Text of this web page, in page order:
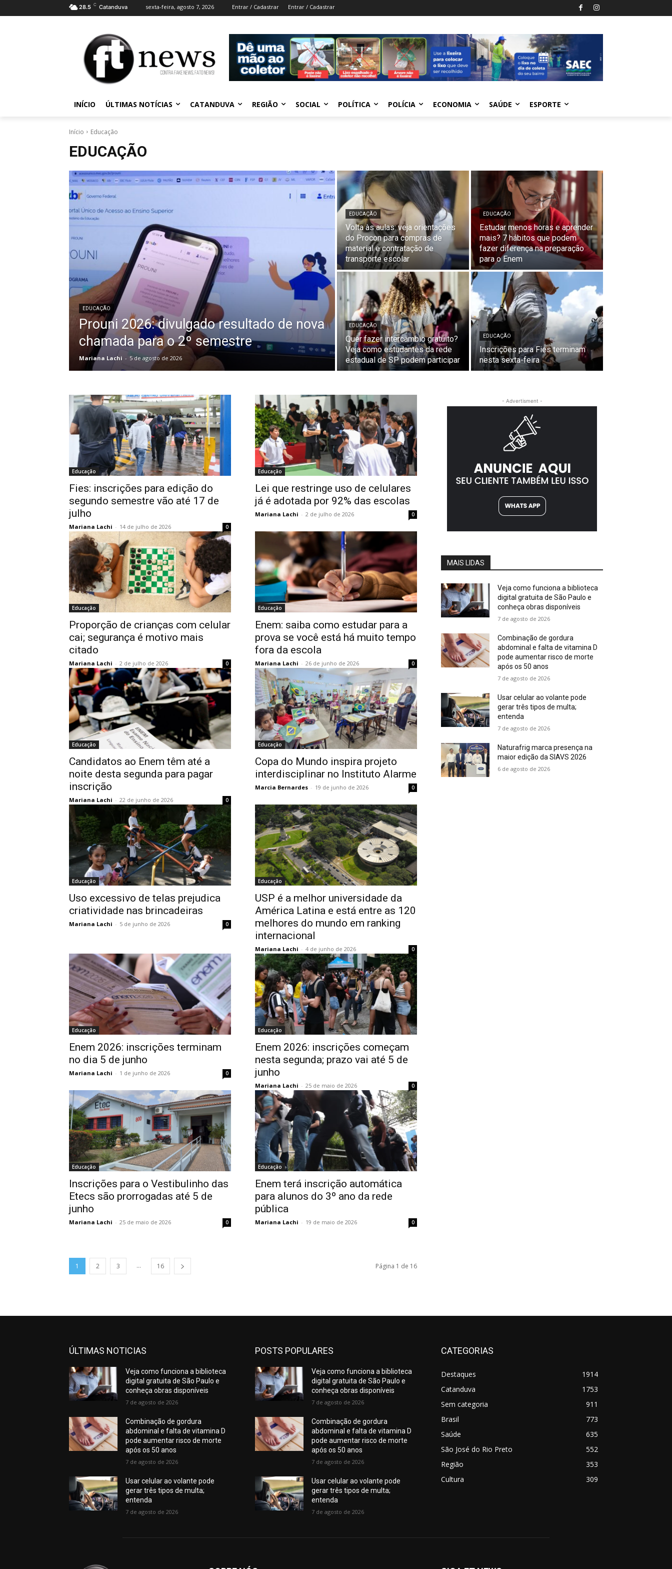
28.5 C Catanduva sexta-feira, agosto 7, 2026 Entrar / Cadastrar Entrar / Cadastrar
INÍCIO ÚLTIMAS NOTÍCIAS CATANDUVA REGIÃO SOCIAL POLÍTICA POLÍCIA ECONOMIA SAÚDE ESPORTE
Início Educação
EDUCAÇÃO
EDUCAÇÃO
Prouni 2026: divulgado resultado de nova
chamada para o 2º semestre
Mariana Lachi - 5 de agosto de 2026
EDUCAÇÃO
Volta às aulas: veja orientações
do Procon para compras de
material e contratação de
transporte escolar
EDUCAÇÃO
Estudar menos horas e aprender
mais? 7 hábitos que podem
fazer diferença na preparação
para o Enem
EDUCAÇÃO
Quer fazer intercâmbio gratuito?
Veja como estudantes da rede
estadual de SP podem participar
EDUCAÇÃO
Inscrições para Fies terminam
nesta sexta-feira
Educação
Fies: inscrições para edição do
segundo semestre vão até 17 de
julho
Mariana Lachi - 14 de julho de 2026 0
Educação
Lei que restringe uso de celulares
já é adotada por 92% das escolas
Mariana Lachi - 2 de julho de 2026 0
Educação
Proporção de crianças com celular
cai; segurança é motivo mais
citado
Mariana Lachi - 2 de julho de 2026 0
Educação
Enem: saiba como estudar para a
prova se você está há muito tempo
fora da escola
Mariana Lachi - 26 de junho de 2026 0
Educação
Candidatos ao Enem têm até a
noite desta segunda para pagar
inscrição
Mariana Lachi - 22 de junho de 2026 0
Educação
Copa do Mundo inspira projeto
interdisciplinar no Instituto Alarme
Marcia Bernardes - 19 de junho de 2026 0
Educação
Uso excessivo de telas prejudica
criatividade nas brincadeiras
Mariana Lachi - 5 de junho de 2026 0
Educação
USP é a melhor universidade da
América Latina e está entre as 120
melhores do mundo em ranking
internacional
Mariana Lachi - 4 de junho de 2026 0
Educação
Enem 2026: inscrições terminam
no dia 5 de junho
Mariana Lachi - 1 de junho de 2026 0
Educação
Enem 2026: inscrições começam
nesta segunda; prazo vai até 5 de
junho
Mariana Lachi - 25 de maio de 2026 0
Educação
Inscrições para o Vestibulinho das
Etecs são prorrogadas até 5 de
junho
Mariana Lachi - 25 de maio de 2026 0
Educação
Enem terá inscrição automática
para alunos do 3º ano da rede
pública
Mariana Lachi - 19 de maio de 2026 0
1 2 3 ... 16 Página 1 de 16
- Advertisment -
MAIS LIDAS
Veja como funciona a biblioteca
digital gratuita de São Paulo e
conheça obras disponíveis
7 de agosto de 2026
Combinação de gordura
abdominal e falta de vitamina D
pode aumentar risco de morte
após os 50 anos
7 de agosto de 2026
Usar celular ao volante pode
gerar três tipos de multa;
entenda
7 de agosto de 2026
Naturafrig marca presença na
maior edição da SIAVS 2026
6 de agosto de 2026
ÚLTIMAS NOTICIAS
Veja como funciona a biblioteca
digital gratuita de São Paulo e
conheça obras disponíveis
7 de agosto de 2026
Combinação de gordura
abdominal e falta de vitamina D
pode aumentar risco de morte
após os 50 anos
7 de agosto de 2026
Usar celular ao volante pode
gerar três tipos de multa;
entenda
7 de agosto de 2026
POSTS POPULARES
Veja como funciona a biblioteca
digital gratuita de São Paulo e
conheça obras disponíveis
7 de agosto de 2026
Combinação de gordura
abdominal e falta de vitamina D
pode aumentar risco de morte
após os 50 anos
7 de agosto de 2026
Usar celular ao volante pode
gerar três tipos de multa;
entenda
7 de agosto de 2026
CATEGORIAS
Destaques
1914
Catanduva
1753
Sem categoria
911
Brasil
773
Saúde
635
São José do Rio Preto
552
Região
353
Cultura
309